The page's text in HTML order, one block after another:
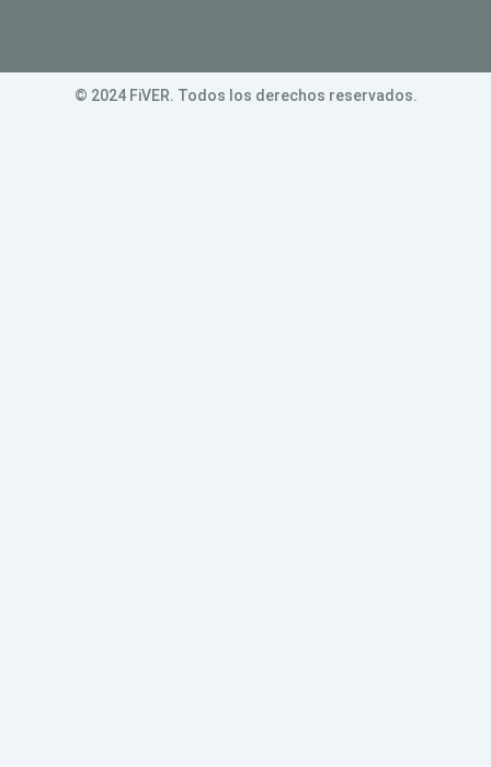
© 2024 FiVER. Todos los derechos reservados.